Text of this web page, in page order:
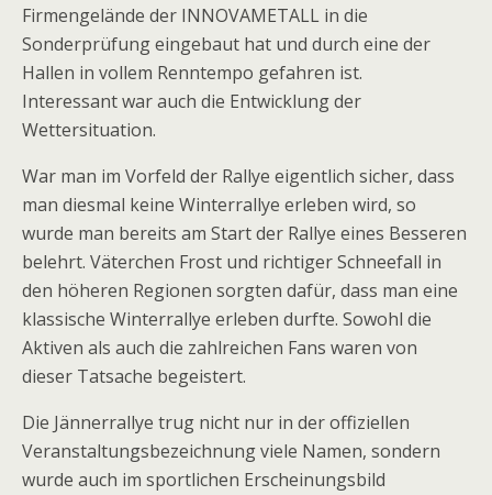
Firmengelände der INNOVAMETALL in die
Sonderprüfung eingebaut hat und durch eine der
Hallen in vollem Renntempo gefahren ist.
Interessant war auch die Entwicklung der
Wettersituation.
War man im Vorfeld der Rallye eigentlich sicher, dass
man diesmal keine Winterrallye erleben wird, so
wurde man bereits am Start der Rallye eines Besseren
belehrt. Väterchen Frost und richtiger Schneefall in
den höheren Regionen sorgten dafür, dass man eine
klassische Winterrallye erleben durfte. Sowohl die
Aktiven als auch die zahlreichen Fans waren von
dieser Tatsache begeistert.
Die Jännerrallye trug nicht nur in der offiziellen
Veranstaltungsbezeichnung viele Namen, sondern
wurde auch im sportlichen Erscheinungsbild